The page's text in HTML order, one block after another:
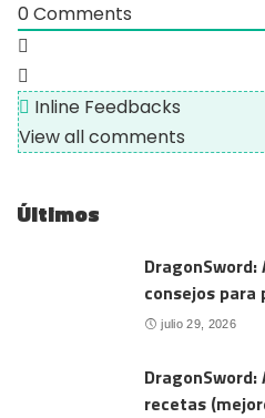
0Comments
Inline Feedbacks
View all comments
Últimos
DragonSword:
consejos
julio 29, 2026
DragonSword:
recetas